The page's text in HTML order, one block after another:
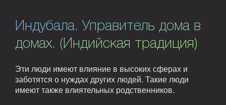
Индубала. Управитель дома в
домах. (Индийская традиция)
Эти люди имеют влияние в высоких сферах и
заботятся о нуждах других людей. Такие люди
имеют также влиятельных родственников.